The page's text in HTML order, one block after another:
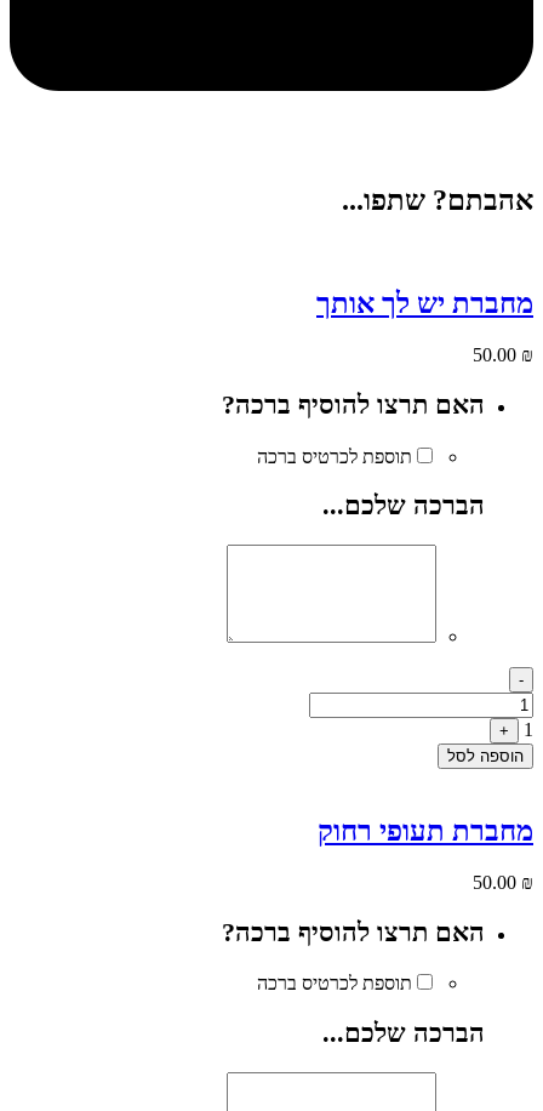
אהבתם? שתפו...
מחברת יש לך אותך
50.00 ₪
האם תרצו להוסיף ברכה?
תוספת לכרטיס ברכה
הברכה שלכם...
Quantity
-
1
+
הוספה לסל
מחברת תעופי רחוק
50.00 ₪
האם תרצו להוסיף ברכה?
תוספת לכרטיס ברכה
הברכה שלכם...